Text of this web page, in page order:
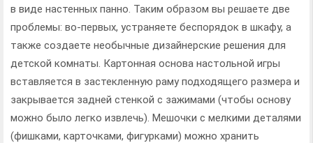
в виде настенных панно. Таким образом вы решаете две
проблемы: во-первых, устраняете беспорядок в шкафу, а
также создаете необычные дизайнерские решения для
детской комнаты. Картонная основа настольной игры
вставляется в застекленную раму подходящего размера и
закрывается задней стенкой с зажимами (чтобы основу
можно было легко извлечь). Мешочки с мелкими деталями
(фишками, карточками, фигурками) можно хранить